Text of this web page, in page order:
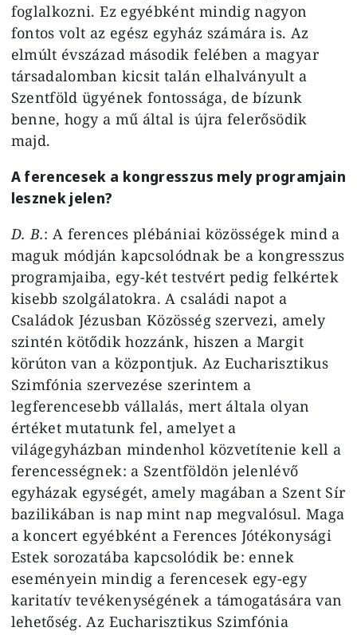
foglalkozni. Ez egyébként mindig nagyon
fontos volt az egész egyház számára is. Az
elmúlt évszázad második felében a magyar
társadalomban kicsit talán elhalványult a
Szentföld ügyének fontossága, de bízunk
benne, hogy a mű által is újra felerősödik
majd.
A ferencesek a kongresszus mely programjain
lesznek jelen?
D. B.: A ferences plébániai közösségek mind a
maguk módján kapcsolódnak be a kongresszus
programjaiba, egy-két testvért pedig felkértek
kisebb szolgálatokra. A családi napot a
Családok Jézusban Közösség szervezi, amely
szintén kötődik hozzánk, hiszen a Margit
körúton van a központjuk. Az Eucharisztikus
Szimfónia szervezése szerintem a
legferencesebb vállalás, mert általa olyan
értéket mutatunk fel, amelyet a
világegyházban mindenhol közvetítenie kell a
ferencességnek: a Szentföldön jelenlévő
egyházak egységét, amely magában a Szent Sír
bazilikában is nap mint nap megvalósul. Maga
a koncert egyébként a Ferences Jótékonysági
Estek sorozatába kapcsolódik be: ennek
eseményein mindig a ferencesek egy-egy
karitatív tevékenységének a támogatására van
lehetőség. Az Eucharisztikus Szimfónia